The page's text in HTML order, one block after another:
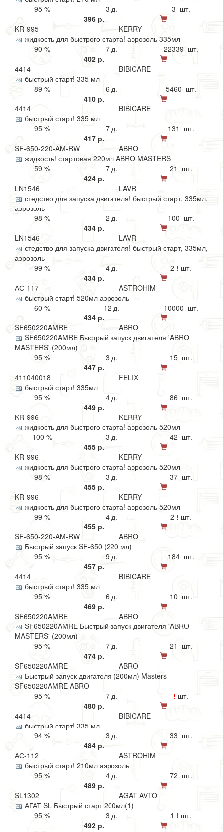
95 %
3 д.
3 шт.
396 р.
KR-995
KERRY
жидкость для быстрого старта! аэрозоль 335мл
90 %
7 д.
22339 шт.
402 р.
4414
BIBICARE
быстрый старт! 335 мл
89 %
6 д.
5460 шт.
410 р.
4414
BIBICARE
быстрый старт! 335 мл
95 %
7 д.
131 шт.
417 р.
SF-650-220-AM-RW
ABRO
жидкость! стартовая 220мл ABRO MASTERS
59 %
7 д.
21 шт.
424 р.
LN1546
LAVR
стедство для запуска двигателя! быстрый старт, 335мл,
аэрозоль
98 %
2 д.
100 шт.
434 р.
LN1546
LAVR
стедство для запуска двигателя! быстрый старт, 335мл,
аэрозоль
99 %
4 д. 2 ! шт.
434 р.
АС-117
ASTROHIM
быстрый старт! 520мл аэрозоль
60 %
12 д.
10000 шт.
434 р.
SF650220AMRE
ABRO
SF650220AMRE Быстрый запуск двигателя 'ABRO
MASTERS' (200мл)
95 %
3 д.
15 шт.
447 р.
411040018
FELIX
быстрый старт! 335мл
95 %
4 д.
86 шт.
449 р.
KR-996
KERRY
жидкость для быстрого старта! аэрозоль 520мл
100 %
3 д.
42 шт.
455 р.
KR-996
KERRY
жидкость для быстрого старта! аэрозоль 520мл
98 %
3 д.
37 шт.
455 р.
KR-996
KERRY
жидкость для быстрого старта! аэрозоль 520мл
99 %
4 д. 2 ! шт.
455 р.
SF-650-220-AM-RW
ABRO
Быстрый запуск SF-650 (220 мл)
95 %
9 д.
184 шт.
457 р.
4414
BIBICARE
быстрый старт! 335 мл
95 %
6 д.
10 шт.
469 р.
SF650220AMRE
ABRO
SF650220AMRE Быстрый запуск двигателя 'ABRO
MASTERS' (200мл)
95 %
7 д.
21 шт.
474 р.
SF650220AMRE
ABRO
Быстрый запуск двигателя (200мл) Masters
SF650220AMRE ABRO
95 %
7 д. ! шт.
480 р.
4414
BIBICARE
быстрый старт! 335 мл
94 %
3 д.
33 шт.
484 р.
АС-112
ASTROHIM
быстрый старт! 210мл аэрозоль
95 %
4 д.
72 шт.
489 р.
SL1302
AGAT AVTO
АГАТ SL Быстрый старт 200мл(1)
95 %
3 д. 1 ! шт.
492 р.